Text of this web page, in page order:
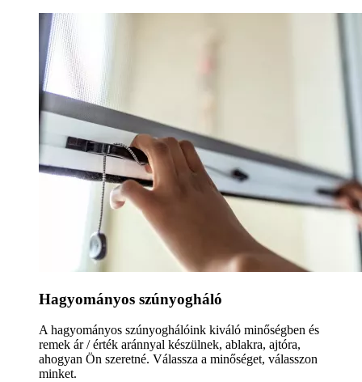
Hagyományos szúnyogháló
A hagyományos szúnyoghálóink kiváló minőségben és
remek ár / érték aránnyal készülnek, ablakra, ajtóra,
ahogyan Ön szeretné. Válassza a minőséget, válasszon
minket.